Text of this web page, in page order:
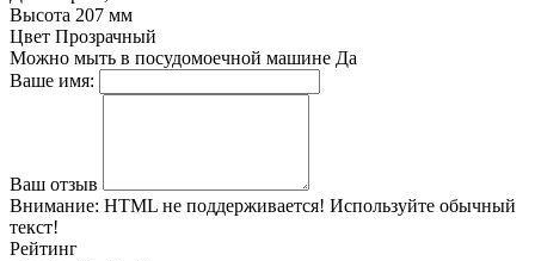
Высота 207 мм
Цвет Прозрачный
Можно мыть в посудомоечной машине Да
Ваше имя:
Ваш отзыв
Внимание: HTML не поддерживается! Используйте обычный
текст!
Рейтинг